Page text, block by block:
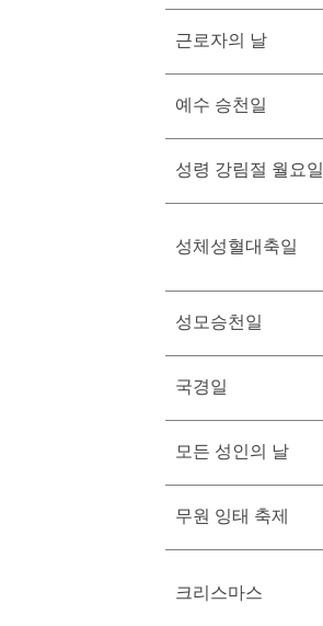
근로자의 날
예수 승천일
성령 강림절 월요일
성체성혈대축일
성모승천일
국경일
모든 성인의 날
무원 잉태 축제
크리스마스